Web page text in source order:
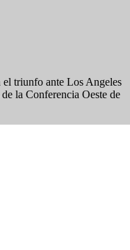
triunfo ante Los Angeles
la Conferencia Oeste de